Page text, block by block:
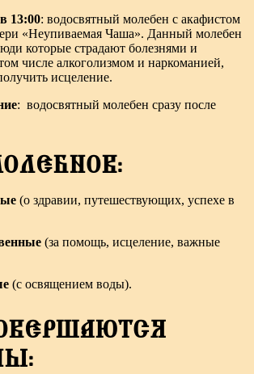
13:00: водосвятный молебен с акафистом
«Неупиваемая Чаша». Данный молебен
которые страдают болезнями и
числе алкоголизмом и наркоманией,
исцеление.
: водосвятный молебен сразу после
(о здравии, путешествующих, успехе в
(за помощь, исцеление, важные
(с освящением воды).